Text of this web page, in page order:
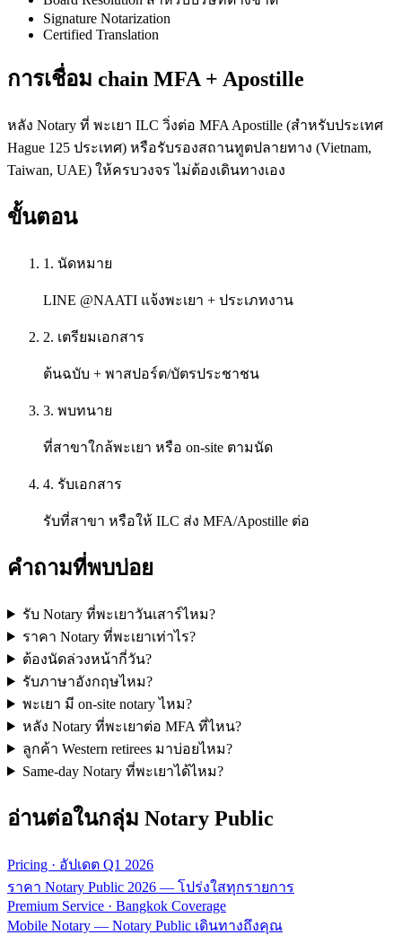
Signature Notarization
Certified Translation
การเชื่อม chain MFA + Apostille
หลัง Notary ที่ พะเยา ILC วิ่งต่อ MFA Apostille (สำหรับประเทศ
Hague 125 ประเทศ) หรือรับรองสถานทูตปลายทาง (Vietnam,
Taiwan, UAE) ให้ครบวงจร ไม่ต้องเดินทางเอง
ขั้นตอน
1. นัดหมาย
LINE @NAATI แจ้งพะเยา + ประเภทงาน
2. เตรียมเอกสาร
ต้นฉบับ + พาสปอร์ต/บัตรประชาชน
3. พบทนาย
ที่สาขาใกล้พะเยา หรือ on-site ตามนัด
4. รับเอกสาร
รับที่สาขา หรือให้ ILC ส่ง MFA/Apostille ต่อ
คำถามที่พบบ่อย
รับ Notary ที่พะเยาวันเสาร์ไหม?
ราคา Notary ที่พะเยาเท่าไร?
ต้องนัดล่วงหน้ากี่วัน?
รับภาษาอังกฤษไหม?
พะเยา มี on-site notary ไหม?
หลัง Notary ที่พะเยาต่อ MFA ที่ไหน?
ลูกค้า Western retirees มาบ่อยไหม?
Same-day Notary ที่พะเยาได้ไหม?
อ่านต่อในกลุ่ม Notary Public
Pricing · อัปเดต Q1 2026
ราคา Notary Public 2026 — โปร่งใสทุกรายการ
Premium Service · Bangkok Coverage
Mobile Notary — Notary Public เดินทางถึงคุณ